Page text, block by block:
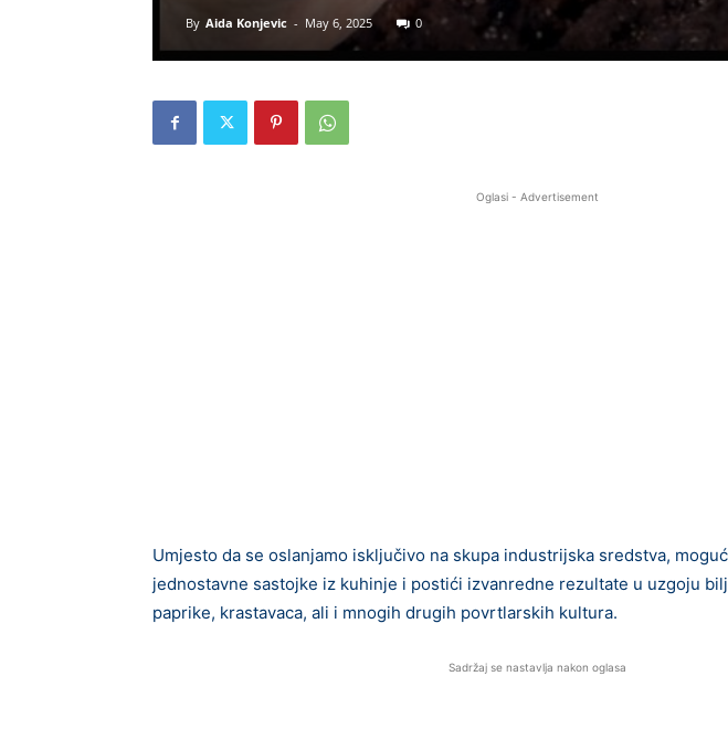
By Aida Konjevic - May 6, 2025 0
Oglasi - Advertisement
Umjesto da se oslanjamo isključivo na skupa industrijska sredstva,
jednostavne sastojke iz kuhinje i postići izvanredne rezultate u uzgoju
paprike, krastavaca, ali i mnogih drugih povrtlarskih kultura.
Sadržaj se nastavlja nakon oglasa